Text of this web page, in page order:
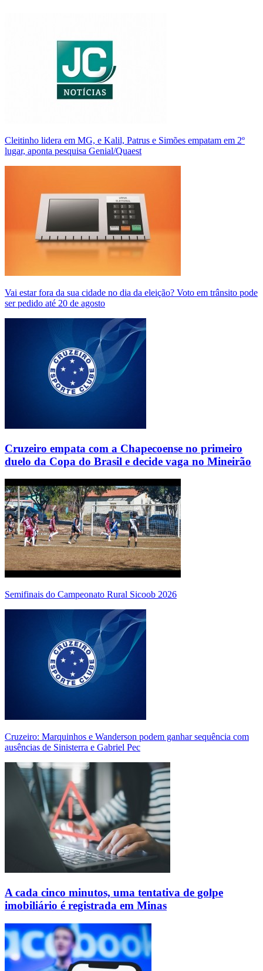
Cleitinho lidera em MG, e Kalil, Patrus e Simões empatam em 2º
lugar, aponta pesquisa Genial/Quaest
Vai estar fora da sua cidade no dia da eleição? Voto em trânsito pode
ser pedido até 20 de agosto
Cruzeiro empata com a Chapecoense no primeiro
duelo da Copa do Brasil e decide vaga no Mineirão
Semifinais do Campeonato Rural Sicoob 2026
Cruzeiro: Marquinhos e Wanderson podem ganhar sequência com
ausências de Sinisterra e Gabriel Pec
A cada cinco minutos, uma tentativa de golpe
imobiliário é registrada em Minas